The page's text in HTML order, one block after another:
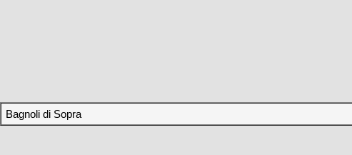
Bagnoli di Sopra